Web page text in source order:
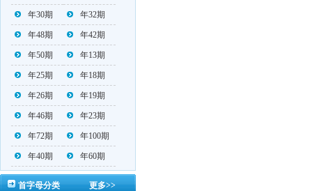
年30期 年32期
年48期 年42期
年50期 年13期
年25期 年18期
年26期 年19期
年46期 年23期
年72期 年100期
年40期 年60期
更多>>
首字母分类